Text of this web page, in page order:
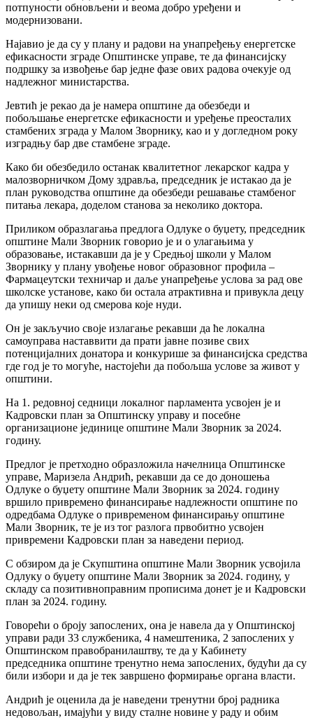
потпуности обновљени и веома добро уређени и
модернизовани.
Најавио је да су у плану и радови на унапређењу енергетске
ефикасности зграде Општинске управе, те да финансијску
подршку за извођење бар једне фазе ових радова очекује од
надлежног министарства.
Јевтић је рекао да је намера општине да обезбеди и
побољшање енергетске ефикасности и уређење преосталих
стамбених зграда у Малом Зворнику, као и у догледном року
изградњу бар две стамбене зграде.
Како би обезбедило останак квалитетног лекарског кадра у
малозворничком Дому здравља, председник је истакао да је
план руководства општине да обезбеди решавање стамбеног
питања лекара, доделом станова за неколико доктора.
Приликом образлагања предлога Одлуке о буџету, председник
општине Мали Зворник говорио је и о улагањима у
образовање, истакавши да је у Средњој школи у Малом
Зворнику у плану увођење новог образовног профила –
Фармацеутски техничар и даље унапређење услова за рад ове
школске установе, како би остала атрактивна и привукла децу
да упишу неки од смерова које нуди.
Он је закључио своје излагање рекавши да ће локална
самоуправа наставвити да прати јавне позиве свих
потенцијалних донатора и конкурише за финансијска средства
где год је то могуће, настојећи да побољша услове за живот у
општини.
На 1. редовној седници локалног парламента усвојен је и
Кадровски план за Општинску управу и посебне
организационе јединице општине Мали Зворник за 2024.
годину.
Предлог је претходно образложила начелница Општинске
управе, Маризела Андрић, рекавши да се до доношења
Одлуке о буџету општине Мали Зворник за 2024. годину
вршило привремено финансирање надлежности општине по
одредбама Одлуке о привременом финансирању општине
Мали Зворник, те је из тог разлога првобитно усвoјен
привремени Кадровски план за наведени период.
С обзиром да је Скупштинa општине Мали Зворник усвојила
Одлуку о буџету општине Мали Зворник за 2024. годину, у
складу са позитивноправним прописима донет је и Кадровски
план за 2024. годину.
Говорећи о броју запослених, она је навела да у Општинској
управи ради 33 службеника, 4 намештеника, 2 запослених у
Општинском правобранилаштву, те да у Кабинету
председника општине тренутно нема запослених, будући да су
били избори и да је тек завршено формирање органа власти.
Андрић је оценила да је наведени тренутни број радника
недовољан, имајући у виду сталне новине у раду и обим